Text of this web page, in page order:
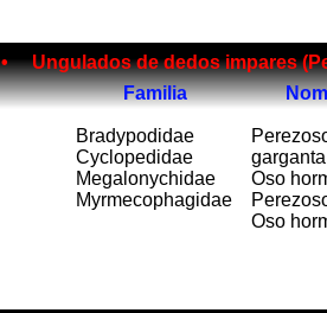
• Ungulados de dedos impares
Oso
Oso
Familia
Bradypodidae
Cyclopedidae
Megalonychidae
Myrmecophagidae